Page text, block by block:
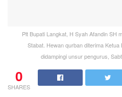
Plt Bupati Langkat, H Syah Afandin SH
Stabat. Hewan qurban diterima
didampingi unsur pengurus,
0
SHARES